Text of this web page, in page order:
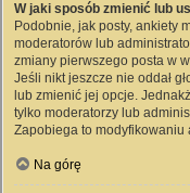
W jaki sposób zmienić lub
Podobnie, jak posty, ankiety
moderatorów lub
zmiany pierwszego posta w
Jeśli nikt jeszcze nie oddał
lub zmienić jej opcje.
tylko moderatorzy lub
Zapobiega to modyfikowaniu
Na górę